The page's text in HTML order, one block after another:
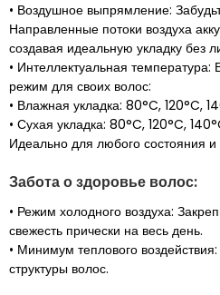
• Воздушное выпрямление:
Направленные потоки воздуха
создавая идеальную укладку без
• Интеллектуальная
режим для своих волос:
• Влажная укладка: 80°C, 120°C,
• Сухая укладка: 80°C, 120°C,
Идеально для любого состояния и
Забота о здоровье волос:
• Режим холодного воздуха:
свежесть прически на весь день.
• Минимум теплового
структуры волос.